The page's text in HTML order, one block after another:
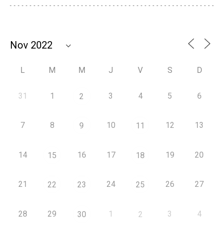
L M M J V S D
31 1 2 3 4 5 6
7 8 9 10 11 12 13
14 15 16 17 18 19 20
21 22 23 24 25 26 27
28 29 30 1 2 3 4